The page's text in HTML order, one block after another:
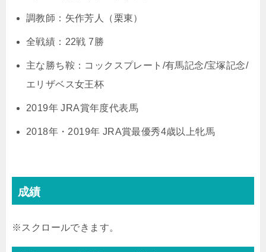
調教師：矢作芳人（栗東）
全戦績：22戦 7勝
主な勝ち鞍：コックスプレート/有馬記念/宝塚記念/
エリザベス女王杯
2019年 JRA賞年度代表馬
2018年・2019年 JRA賞最優秀4歳以上牝馬
成績